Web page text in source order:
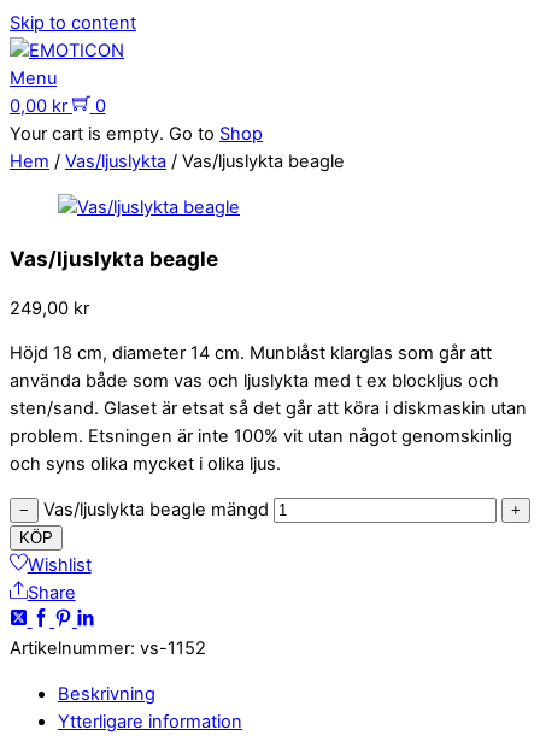
Skip to content
Menu
0,00 kr
0
Your cart is empty. Go to Shop
Hem / Vas/ljuslykta / Vas/ljuslykta beagle
Vas/ljuslykta beagle
249,00 kr
Höjd 18 cm, diameter 14 cm. Munblåst klarglas som går att
använda både som vas och ljuslykta med t ex blockljus och
sten/sand. Glaset är etsat så det går att köra i diskmaskin utan
problem. Etsningen är inte 100% vit utan något genomskinlig
och syns olika mycket i olika ljus.
− Vas/ljuslykta beagle mängd
+
KÖP
Wishlist
Share
Artikelnummer: vs-1152
Beskrivning
Ytterligare information